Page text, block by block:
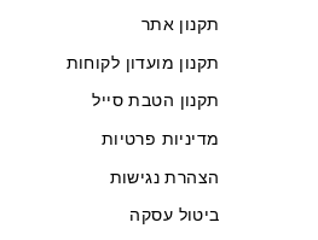
תקנון אתר
תקנון מועדון לקוחות
תקנון הטבת סייל
מדיניות פרטיות
הצהרת נגישות
ביטול עסקה